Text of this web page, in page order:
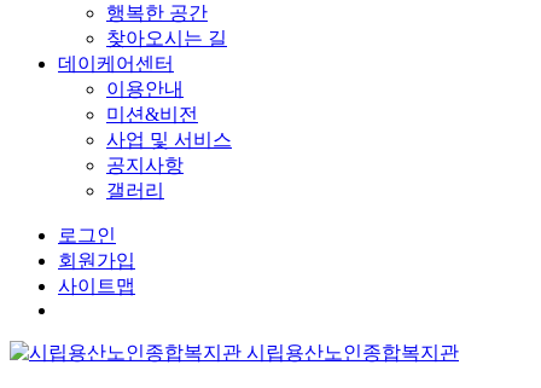
행복한 공간
찾아오시는 길
데이케어센터
이용안내
미션&비전
사업 및 서비스
공지사항
갤러리
로그인
회원가입
사이트맵